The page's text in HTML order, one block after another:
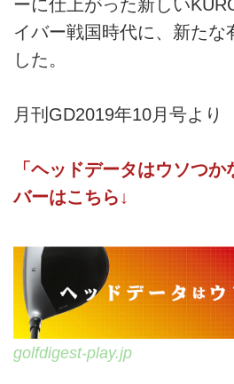
ーに仕上がった新しい
イバー戦国時代に、新たな
した。
月刊GD2019年10月号より
「ヘッドデータはウソつ
バーはこちら↓
golfdigest-play.jp